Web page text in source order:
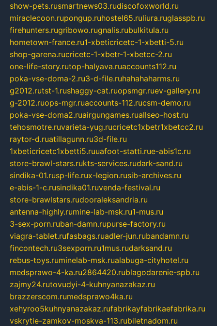
show-pets.rusmartnews03.rudiscofoxworld.ru
miraclecoon.rupongup.ruhostel65.ruliura.ruglasspb.ru
firehunters.rugribowo.rugnalis.rubulkitula.ru
hometown-france.ru1-xbeticricetc-1-xbetti-5.ru
shop-garena.rucricetc-1-xbetr-1-xbetcc-2.ru
one-life-story.rutop-halyava.ruaccounts112.ru
poka-vse-doma-2.ru3-d-file.ruhahahaharms.ru
g2012.rutst-1.rushaggy-cat.ruopsmgr.ruev-gallery.ru
g-2012.ruops-mgr.ruaccounts-112.rucsm-demo.ru
poka-vse-doma2.ruairgungames.ruallseo-host.ru
tehosmotre.ruvarieta-yug.rucricetc1xbetr1xbetcc2.ru
raytor-d.ruatillagunn.ru3d-file.ru
1xbeticricetc1xbetti5.ruuafoot-statti.rue-abis1c.ru
store-brawl-stars.rukts-services.rudark-sand.ru
sindika-01.rusp-life.rux-legion.rusib-archives.ru
e-abis-1-c.rusindika01.ruvenda-festival.ru
store-brawlstars.rudooraleksandria.ru
antenna-highly.rumine-lab-msk.ru1-mus.ru
3-sex-porn.ruban-damn.rupurse-factory.ru
viagra-tablet.rufasbags.ruadler-jun.rubandamn.ru
fincontech.ru3sexporn.ru1mus.rudarksand.ru
rebus-toys.ruminelab-msk.rualabuga-cityhotel.ru
medsprawo-4-ka.ru2864420.rublagodarenie-spb.ru
zajmy24.rutovudyi-4-kuhnyanazakaz.ru
brazzerscom.rumedsprawo4ka.ru
xehyroo5kuhnyanazakaz.rufabrikayfabrikaefabrika.ru
vskrytie-zamkov-moskva-113.rubiletnadom.ru